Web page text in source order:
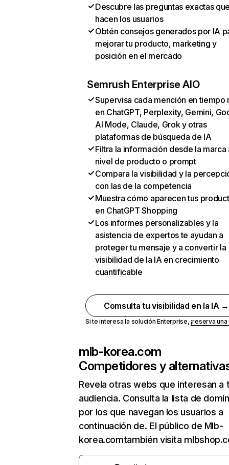
Descubre las preguntas exactas
hacen los usuarios
Obtén consejos generados por IA
mejorar tu producto, marketing y
posición en el mercado
Semrush Enterprise AIO
Supervisa cada mención en tiempo
en ChatGPT, Perplexity, Gemini,
AI Mode, Claude, Grok y otras
plataformas de búsqueda de IA
Filtra la información desde la marca
nivel de producto o prompt
Compara la visibilidad y la
con las de la competencia
Muestra cómo aparecen tus
en ChatGPT Shopping
Los informes personalizables y la
asistencia de expertos te ayudan a
proteger tu mensaje y a convertir la
visibilidad de la IA en crecimiento
cuantificable
Comsulta tu visibilidad en la IA →
Si te interesa la solución Enterprise,¡reserva
mlb-korea.com
Competidores y
Revela otras webs que interesan a
audiencia. Consulta la lista de
por los que navegan los usuarios a
continuación de. El público de Mlb-
korea.comtambién visita